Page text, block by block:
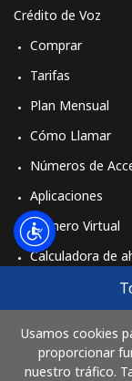
Usamos cookies
proporcionar
nuestro tráfico.
Crédito de Voz
Comprar
Tarifas
Plan Mensual
Cómo Llamar
Números de
Aplicaciones
Número Virtual
Calculadora de
Comprar
Cómo funciona